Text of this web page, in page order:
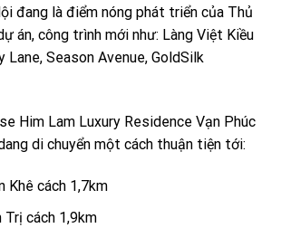
đang là điểm nóng phát triển của Thủ
án, công trình mới như: Làng Việt Kiều
Lane, Season Avenue, GoldSilk
Him Lam Luxury Residence Vạn Phúc
di chuyển một cách thuận tiện tới:
Khê cách 1,7km
Trị cách 1,9km